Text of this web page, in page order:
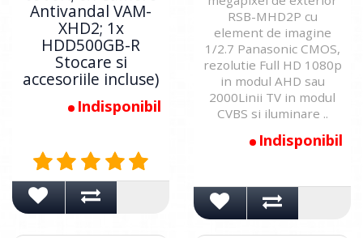
Antivandal VAM-
XHD2; 1x
HDD500GB-R
Stocare si
accesoriile incluse)
Indisponibil
RSB-MHD2P cu
element de imagine
1/2.7 Panasonic CMOS,
rezolutie Full HD 1080p
in modul AHD sau
2000Linii TV in modul
CVBS si iluminare ..
Indisponibil